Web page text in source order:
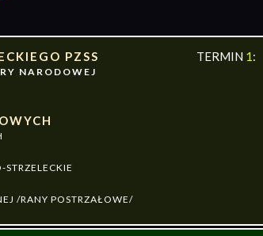
PZSS
NARODOWEJ
/RANY POSTRZAŁOWE/
TERMIN 1: